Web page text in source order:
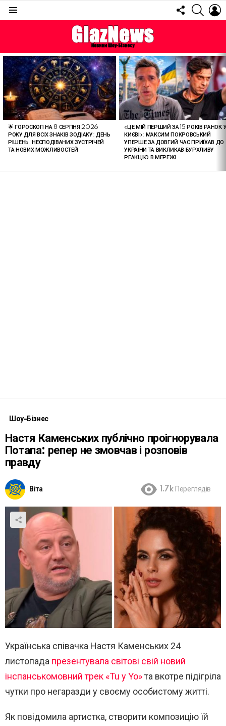
FOLLOW
US
ОСТАННІ
СТАТТІ
🌟 ГОРОСКОП НА 8 СЕРПНЯ 2026
РОКУ ДЛЯ ВСІХ ЗНАКІВ ЗОДІАКУ: ДЕНЬ
РІШЕНЬ, НЕСПОДІВАНИХ ЗУСТРІЧЕЙ
ТА НОВИХ МОЖЛИВОСТЕЙ
«ЦЕ МІЙ ПЕРШИЙ ЗА 15 РОКІВ РАНОК
КИЄВІ»: МАКСИМ ПОКРОВСЬКИЙ
УПЕРШЕ ЗА ДОВГИЙ ЧАС ПРИЇХАВ ДО
УКРАЇНИ ТА ВИКЛИКАВ БУРХЛИВУ
РЕАКЦІЮ В МЕРЕЖІ
Шоу-Бізнес
Настя Каменських публічно проігнорувала
Потапа: репер не змовчав і розповів
правду
Віта 1.7k Переглядів
Українська співачка Настя Каменських 24
листопада презентувала світові свій новий
інспанськомовний трек «Tu y Yo»та вкотре підігріла
чутки про негаразди у своєму особистому житті.
Як повідомила артистка, створити композицію їй